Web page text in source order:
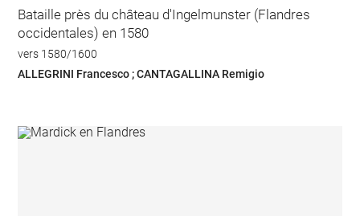
Bataille près du château d'Ingelmunster (Flandres
occidentales) en 1580
vers 1580/1600
ALLEGRINI Francesco ; CANTAGALLINA Remigio